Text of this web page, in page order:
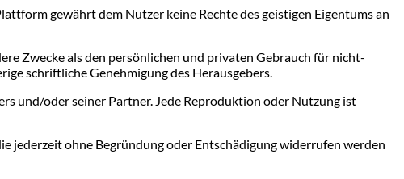
gewährt dem Nutzer keine Rechte des geistigen Eigentums an
Zwecke als den persönlichen und privaten Gebrauch für nicht-
schriftliche Genehmigung des Herausgebers.
und/oder seiner Partner. Jede Reproduktion oder Nutzung ist
jederzeit ohne Begründung oder Entschädigung widerrufen werden